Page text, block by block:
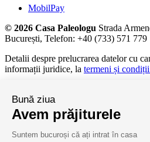
MobilPay
© 2026 Casa Paleologu Strada
București, Telefon: +40 (733) 571 779
Detalii despre prelucrarea datelor cu
informații juridice, la termeni și
Bună ziua
Avem prăjiturele
Suntem bucuroși că ați intrat în casa